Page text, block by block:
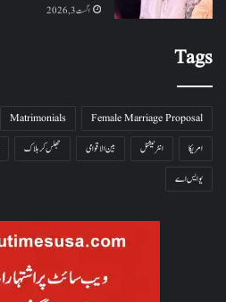
اگست 3, 2026
Tags
Female Marriage Proposal
Matrimonials
امریکا
انٹرنیشنل بین الاقوامی جھلس کر ہلاک
یو ایس اے